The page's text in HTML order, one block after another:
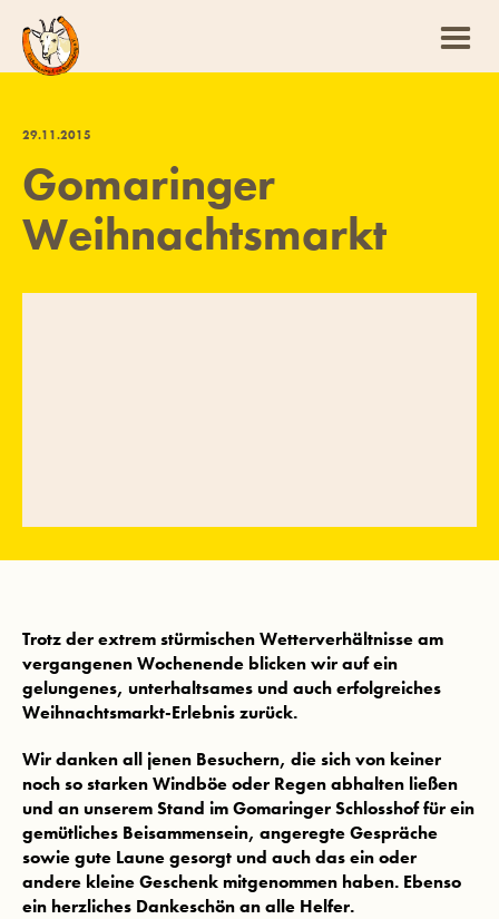
29.11.2015
Gomaringer
Weihnachtsmarkt
Trotz der extrem stürmischen Wetterverhältnisse am
vergangenen Wochenende blicken wir auf ein
gelungenes, unterhaltsames und auch erfolgreiches
Weihnachtsmarkt-Erlebnis zurück.
Wir danken all jenen Besuchern, die sich von keiner
noch so starken Windböe oder Regen abhalten ließen
und an unserem Stand im Gomaringer Schlosshof für ein
gemütliches Beisammensein, angeregte Gespräche
sowie gute Laune gesorgt und auch das ein oder
andere kleine Geschenk mitgenommen haben. Ebenso
ein herzliches Dankeschön an alle Helfer.